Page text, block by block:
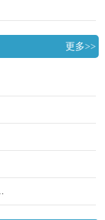
更多>>